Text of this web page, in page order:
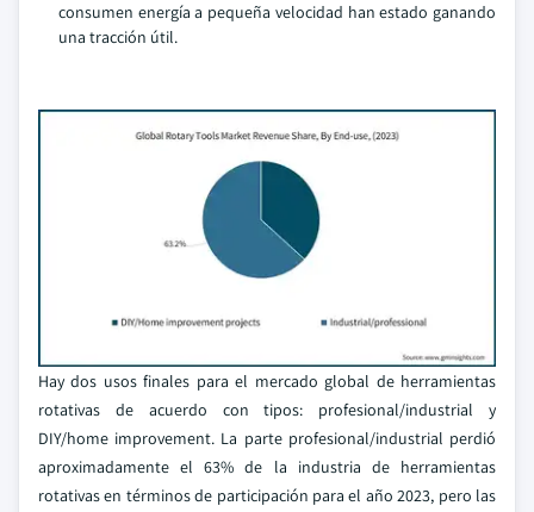
consumen energía a pequeña velocidad han estado ganando
una tracción útil.
Hay dos usos finales para el mercado global de herramientas
rotativas de acuerdo con tipos: profesional/industrial y
DIY/home improvement. La parte profesional/industrial perdió
aproximadamente el 63% de la industria de herramientas
rotativas en términos de participación para el año 2023, pero las